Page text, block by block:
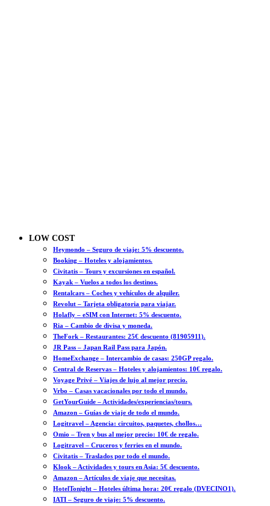
LOW COST
Heymondo – Seguro de viaje: 5% descuento.
Booking – Hoteles y alojamientos.
Civitatis – Tours y excursiones en español.
Kayak – Vuelos a todos los destinos.
Rentalcars – Coches y vehículos de alquiler.
Revolut – Tarjeta obligatoria para viajar.
Holafly – eSIM con Internet: 5% descuento.
Ria – Cambio de divisa y moneda.
TheFork – Restaurantes: 25€ descuento (81905911).
JR Pass – Japan Rail Pass para Japón.
HomeExchange – Intercambio de casas: 250GP regalo.
Central de Reservas – Hoteles y alojamientos: 10€ regalo.
Voyage Privé – Viajes de lujo al mejor precio.
Vrbo – Casas vacacionales por todo el mundo.
GetYourGuide – Actividades/experiencias/tours.
Amazon – Guías de viaje de todo el mundo.
Logitravel – Agencia: circuitos, paquetes, chollos…
Omio – Tren y bus al mejor precio: 10€ de regalo.
Logitravel – Cruceros y ferries en el mundo.
Civitatis – Traslados por todo el mundo.
Klook – Actividades y tours en Asia: 5€ descuento.
Amazon – Artículos de viaje que necesitas.
HotelTonight – Hoteles última hora: 20€ regalo (DVECINO1).
IATI – Seguro de viaje: 5% descuento.